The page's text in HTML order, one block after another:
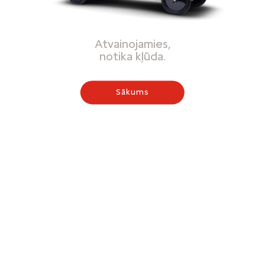
Atvainojamies,
notika kļūda.
Sākums